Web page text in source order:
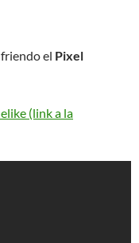
el Pixel
(link a la